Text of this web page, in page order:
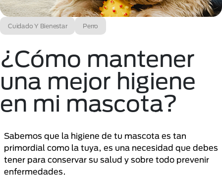
Cuidado Y Bienestar Perro
¿Cómo mantener
una mejor higiene
en mi mascota?
Sabemos que la higiene de tu mascota es tan
primordial como la tuya, es una necesidad que debes
tener para conservar su salud y sobre todo prevenir
enfermedades.